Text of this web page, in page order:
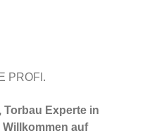
PROFI.
Torbau Experte in
auf